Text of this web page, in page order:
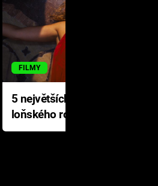
FILMY
5 největších propadáků
loňského roku: Disney na
jediné katastrofě prodělal 200